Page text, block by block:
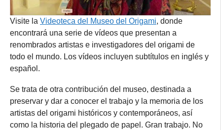
Visite la Videoteca del Museo del Origami, donde
encontrará una serie de vídeos que presentan a
renombrados artistas e investigadores del origami de
todo el mundo. Los vídeos incluyen subtítulos en inglés y
español.
Se trata de otra contribución del museo, destinada a
preservar y dar a conocer el trabajo y la memoria de los
artistas del origami históricos y contemporáneos, así
como la historia del plegado de papel. Gran trabajo. No